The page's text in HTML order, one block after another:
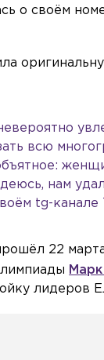
о своём
всю
нам
tg-канале
22
лидеров